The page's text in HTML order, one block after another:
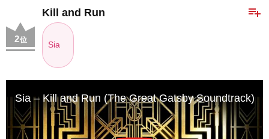
playlist_add
Kill and Run
Sia
2位
Sia – Kill and Run (The Great Gatsby Soundtrack)